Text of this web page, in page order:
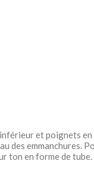
et poignets
des emmanchures.
ton en forme de